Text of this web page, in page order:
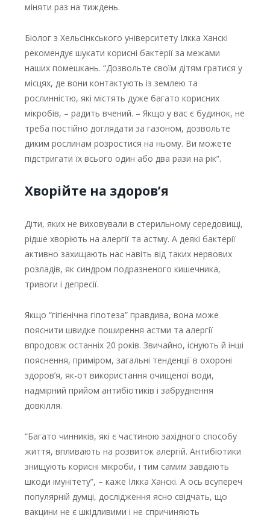
міняти раз на тиждень.
Біолог з Хельсінкського університету Ілкка Ханскі
рекомендує шукати корисні бактерії за межами
наших помешкань. “Дозвольте своїм дітям гратися у
місцях, де вони контактують із землею та
рослинністю, які містять дуже багато корисних
мікробів, – радить вчений. – Якщо у вас є будинок, не
треба постійно доглядати за газоном, дозвольте
диким рослинам розростися на ньому. Ви можете
підстригати їх всього один або два рази на рік”.
Хворійте на здоров’я
Діти, яких не виховували в стерильному середовищі,
рідше хворіють на алергії та астму. А деякі бактерії
активно захищають нас навіть від таких нервових
розладів, як синдром подразненого кишечника,
тривоги і депресії.
Якщо “гігієнічна гіпотеза” правдива, вона може
пояснити швидке поширення астми та алергії
впродовж останніх 20 років. Звичайно, існують й інші
пояснення, приміром, загальні тенденції в охороні
здоров’я, як-от використання очищеної води,
надмірний прийом антибіотиків і забруднення
довкілля.
“Багато чинників, які є частиною західного способу
життя, впливають на розвиток алергій. Антибіотики
знищують корисні мікроби, і тим самим завдають
шкоди імунітету”, – каже Ілкка Ханскі. А ось всупереч
популярній думці, дослідження ясно свідчать, що
вакцини не є шкідливими і не спричиняють